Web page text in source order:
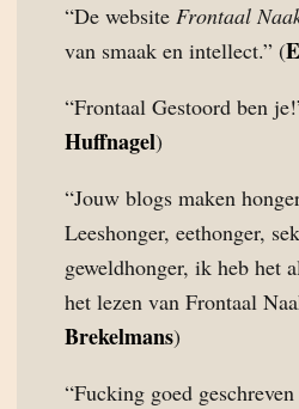
“De website Frontaal
van smaak en intellect.” (
“Frontaal Gestoord ben
Huffnagel)
“Jouw blogs maken
Leeshonger, eethonger,
geweldhonger, ik heb het
het lezen van Frontaal
Brekelmans)
“Fucking goed